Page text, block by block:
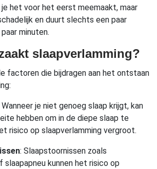
je het voor het eerst meemaakt, maar
en duurt slechts een paar
minuten.
slaapverlamming?
factoren die bijdragen aan het ontstaan
Wanneer je niet genoeg slaap krijgt, kan
hebben om in de diepe slaap te
risico op slaapverlamming vergroot.
: Slaapstoornissen zoals
slaapapneu kunnen het risico op